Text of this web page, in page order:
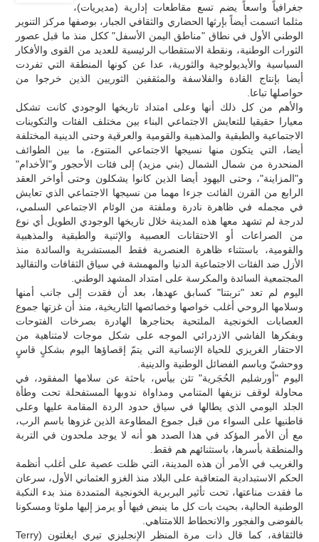
جغرافياً واسعاً يضم تسع مقاطعات إدارية (مديريات)،
مثلما اتسمت أيضاً بإرثها الحضاري والثقافي الجبار، بوصفها مركز التنوير
الوطني الأول في نطاق "مناطق اليمن الأسفل" ككل منذ ما قبل عصور
الثورات الوطنية، ونقطة الاستقطاب الرئيسية للعديد من القوى والأفكار
السياسية والأيديولوجية والثورية، عدا عن كونها المنطقة التي تفردت
أيضا بإنتاج القادة والفلاسفة والمثقفين الثوريين الذين خرجوا من
حواصلها تباعا.
والأهم من كل ذلك أنها وعلى امتداد تاريخها الوجودي كانت تشكل
معيارا حقيقيا للتعايش الاجتماعي البناء بين مختلف الفئات والتكوينات
الاجتماعية والطبقية والمذهبية والقومية والعرقية وحتى الدينية المختلفة
أيضا، التي يتكون منها نسيجها الاجتماعي المتنوع، ما بين الطوائف
المنحدرة من شمال الشمال (بني مزيد) إلى فئات الأحجور و"الأخدام"
و"المزاينة"، وحتى اليهود أيضا الذين كانوا يشكلون وحتى أواخر العقد
الرابع من القرن الفائت جزءا مهما من نسيجها الاجتماعي الذي تعايش
في مجمله في ظاهرة نادرة وملفتة من الوئام الاجتماعي السلمي،
لدرجة لم تشهد معها هذه المدينة خلال تاريخها الوجودي الطويل أي نوع
من الصراعات أو الاحتقانات العصبية والإثنية والطبقية والمذهبية
والقومية، باستثناء ظاهرة العنصرية فقط المستشرية والسائدة منذ
الأزل ضد الفئات الاجتماعية الدنيا والمهمشة في سياق الثقافات والتقاليد
المجتمعية السائدة والمكرسة على امتداد المشهد الوطني.
اليوم لم تعد "تربتنا" كسابق عهدها، بعد أن فقدت إلى جانب أمنها
وسلامها الروحي أغلب خواصها وخصائصها التاريخية، منذ أن غزتها جموع
العصابات الخونجية الملتحية بحناجرها الهادرة بصرخات الفتوحات
وبفكرها الفاشي الازدرائي الموجه على شكل موجات لامتناهية من
الاحتقار الغريزي للحياة الإنسانية التي يتمّ إقصاؤها اليوم بشكلٍ قاسٍ
ووحشيّ وباسم الفضائل الوطنية والدينية.
اليوم "أورشليم الحُجَرية" تئن بيأس، باحثة عن سلامها المفقود، في
محاولة لوقف نزيفها المتنامي ومداواة ندوبها المستفحلة تحت وطأة
الجلد اليومي الذي يطالها في سياق حدود الردة المقامة عليها وعلى
قاطنيها على السواء من قبل جموع المطاوعة الذين غزوها باسم الرب،
مع أن الأمر المؤكد في هذا الصدد هو أنه لا يوجد ملحدون في التربة
والمنطقة بأسرها، باستثنائهم هم فقط.
والغريب في الأمر أن هذه المدينة، التي ظلت عصية على أغلب أنظمة
الحكم الاستبدادية المتعاقبة على البلاد منذ الغزو العثماني الأول، سرعان
ما فقدت مناعتها، تحت تأثير البربرية الخونجية المتمددة منذ بدء النكبة
الوطنية الحالية، بحيث بات كل ما ينبض فيها أو يرمز إليها ملوثا ومسكونا
بالفوضى والفجور والانحطاط اللامتناهي.
فالثقافة، كما قال ذات مرة المنظر الإنجليزي تيري ايغلتون (Terry